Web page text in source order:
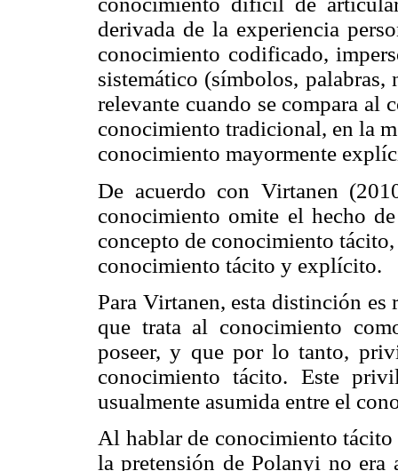
derivada de la experiencia
conocimiento codificado,
sistemático (símbolos,
relevante cuando se compara
conocimiento tradicional, en la
conocimiento mayormente
De acuerdo con Virtanen
conocimiento omite el hecho
concepto de conocimiento
conocimiento tácito y explícito.
Para Virtanen, esta distinción
que trata al conocimiento
poseer, y que por lo tanto,
conocimiento tácito. Este
usualmente asumida entre el
Al hablar de conocimiento
la pretensión de Polanyi no era